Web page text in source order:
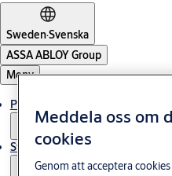
Sweden·Svenska
ASSA ABLOY Group
Meny
Produkter och lösningar
Stories
Meddela oss om
cookies
Genom att acceptera